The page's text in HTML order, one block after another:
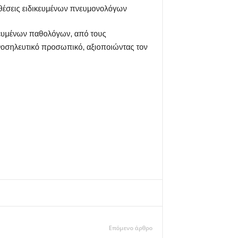
ειδικευμένων πνευμονολόγων
παθολόγων, από τους
προσωπικό, αξιοποιώντας τον
Επόμενο άρθρο